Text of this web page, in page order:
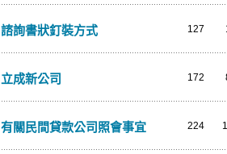
諮詢書狀釘裝方式 127
立成新公司 172
有關民間貸款公司照會事宜 224